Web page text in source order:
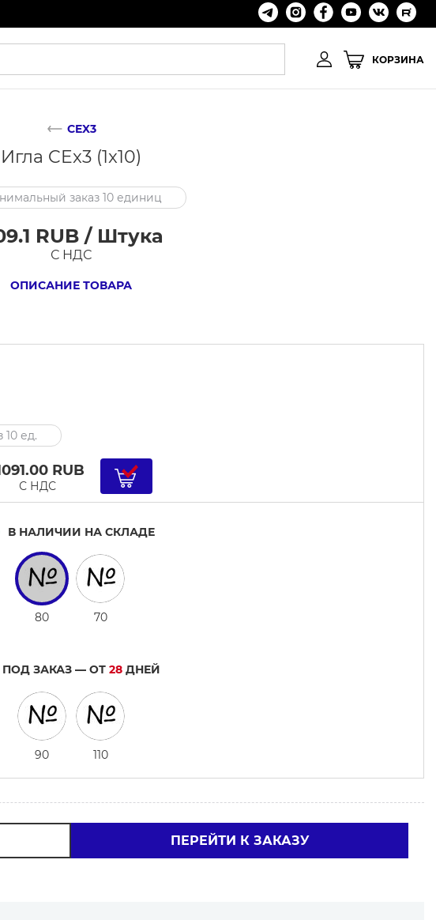
КОРЗИНА
CEX3
Игла CEx3 (1x10)
заказ 10 единиц
RUB / Штука
С НДС
ОПИСАНИЕ ТОВАРА
10 ед.
RUB
С НДС
В НАЛИЧИИ НА СКЛАДЕ
80 70
ПОД ЗАКАЗ — ОТ 28 ДНЕЙ
90 110
ПЕРЕЙТИ К ЗАКАЗУ